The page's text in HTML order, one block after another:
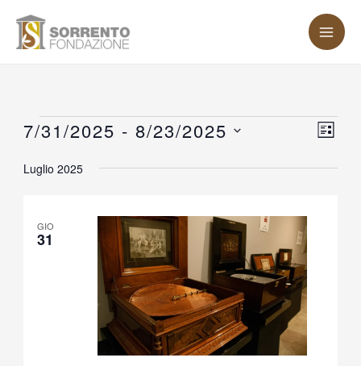
Eventi LISTA
7/31/2025 - 8/23/2025
la
Luglio 2025
GIO
31